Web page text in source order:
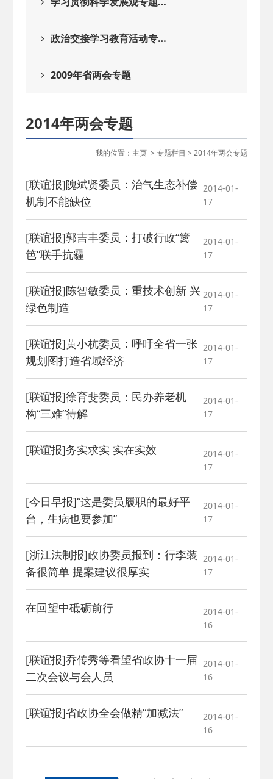
政治交接学习教育活动专…
2009年省两会专题
2014年两会专题
我的位置： 主页> 专题栏目 > 2014年两会专题
[联谊报]隗斌贤委员：治气生态补偿
机制不能缺位
2014-01-
17
[联谊报]郭吉丰委员：打破行政“篱
笆”联手抗霾
2014-01-
17
[联谊报]陈智敏委员：重技术创新 兴
绿色制造
2014-01-
17
[联谊报]黄小杭委员：呼吁全省一张
规划图打造省域经济
2014-01-
17
[联谊报]徐育斐委员：民办养老机
构“三难”待解
2014-01-
17
[联谊报]务实求实 实在实效
2014-01-
17
[今日早报]“这是委员履职的最好平
台，生病也要参加”
2014-01-
17
[浙江法制报]政协委员报到：行李装
备很简单 提案建议很厚实
2014-01-
17
在回望中砥砺前行
2014-01-
16
[联谊报]乔传秀等看望省政协十一届
二次会议与会人员
2014-01-
16
[联谊报]省政协全会做精“加减法”
2014-01-
16